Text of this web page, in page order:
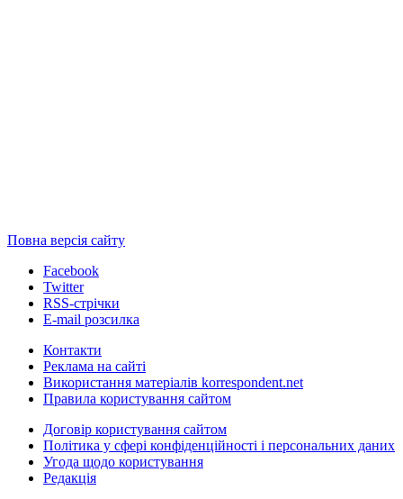
Повна версія сайту
Facebook
Twitter
RSS-стрічки
E-mail розсилка
Контакти
Реклама на сайті
Використання матеріалів korrespondent.net
Правила користування сайтом
Договір користування сайтом
Політика у сфері конфіденційності і персональних даних
Угода щодо користування
Редакція